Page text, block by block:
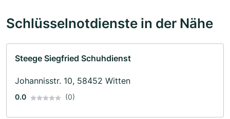
Schlüsselnotdienste in der Nähe
Steege Siegfried Schuhdienst
Johannisstr. 10, 58452 Witten
0.0 (0)